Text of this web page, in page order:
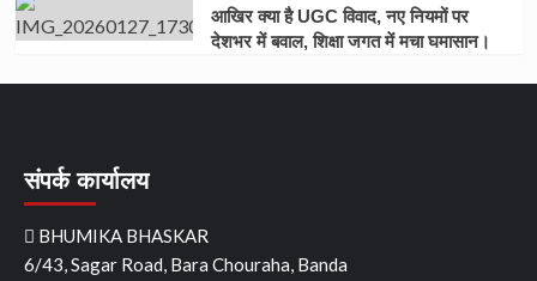
आखिर क्या है UGC विवाद, नए नियमों पर
देशभर में बवाल, शिक्षा जगत में मचा घमासान।
संपर्क कार्यालय
BHUMIKA BHASKAR
6/43, Sagar Road, Bara Chouraha, Banda